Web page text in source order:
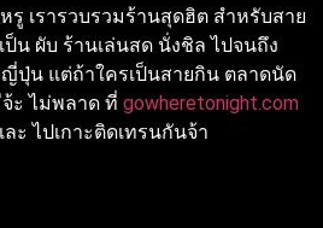
รู เรารวบรวมร้านสุดฮิต สำหรับสาย
น ผับ ร้านเล่นสด นั่งชิล ไปจนถึง
ญี่ปุ่น แต่ถ้าใครเป็นสายกิน ตลาดนัด
จ้ะ ไม่พลาด ที่ gowheretonight.com
ไปเกาะติดเทรนกันจ้า